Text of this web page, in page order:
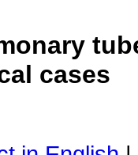
cases